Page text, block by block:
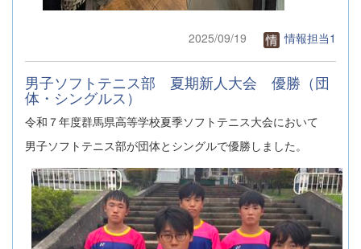
2025/09/19 情報担当1
男子ソフトテニス部 夏期新人大会 優勝（団
体・シングルス）
令和７年度群馬県高等学校夏季ソフトテニス大会において
男子ソフトテニス部が団体とシングルで優勝しました。